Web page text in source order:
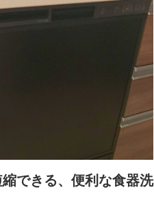
できる、便利な食器洗